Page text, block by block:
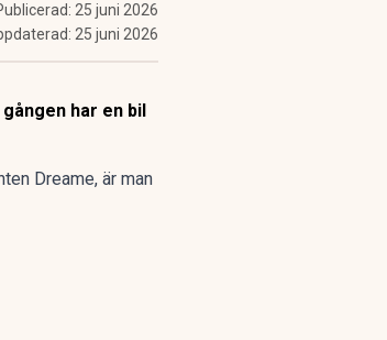
25 juni 2026
25 juni 2026
har en bil
Dreame, är man